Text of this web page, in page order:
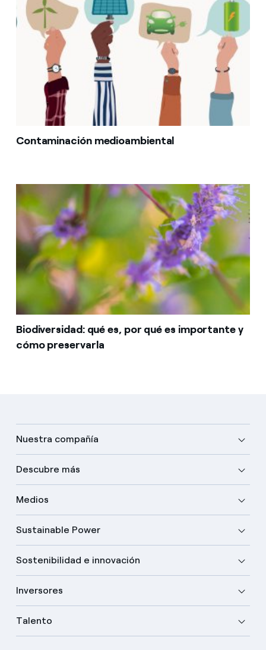
Contaminación medioambiental
Biodiversidad: qué es, por qué es importante y
cómo preservarla
Nuestra compañía
Descubre más
Medios
Sustainable Power
Sostenibilidad e innovación
Inversores
Talento